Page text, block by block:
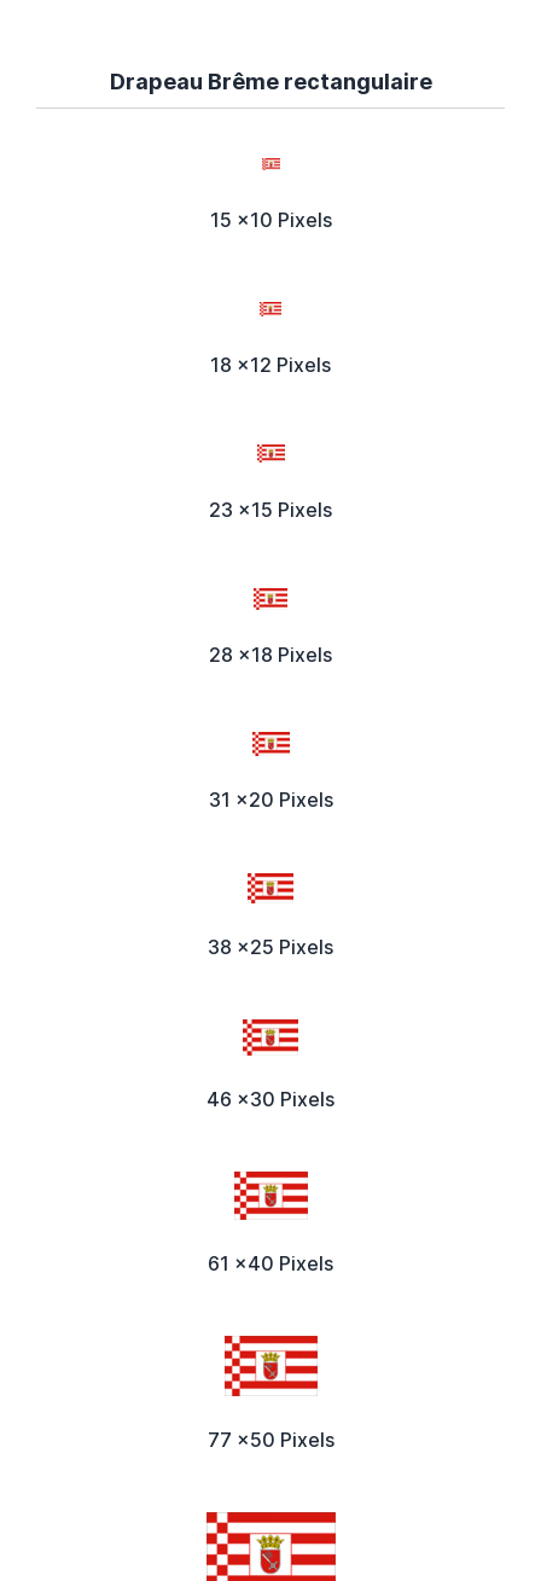
Drapeau Brême rectangulaire
15 x10 Pixels
18 x12 Pixels
23 x15 Pixels
28 x18 Pixels
31 x20 Pixels
38 x25 Pixels
46 x30 Pixels
61 x40 Pixels
77 x50 Pixels